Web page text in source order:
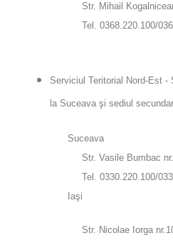
Str. Mihail Kogalniceanu
Tel. 0368.220.100/
Serviciul Teritorial Nord-Est -
la Suceava şi sediul
Suceava
Str. Vasile Bumbac nr.7,
Tel. 0330.220.100/
Iaşi
Str. Nicolae Iorga